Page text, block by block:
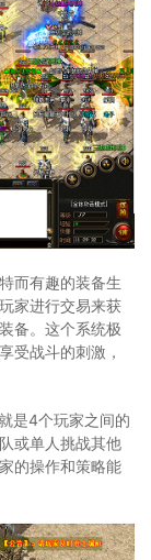
而有趣的装备生
家进行交易来获
备。这个系统极
受战斗的刺激，
是4个玩家之间的
或单人挑战其他
的操作和策略能